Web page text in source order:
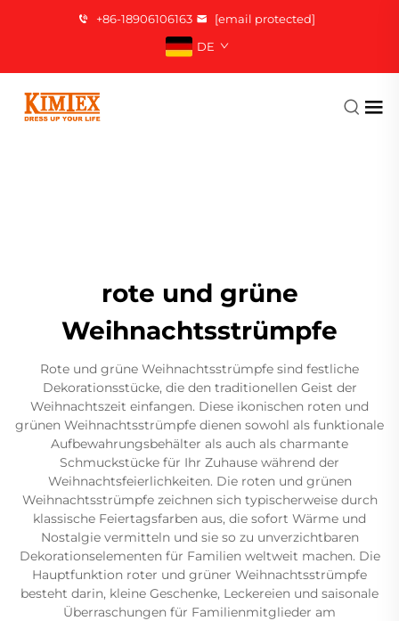
+86-18906106163
[email protected]
DE
rote und grüne
Weihnachtsstrümpfe
Rote und grüne Weihnachtsstrümpfe sind festliche
Dekorationsstücke, die den traditionellen Geist der
Weihnachtszeit einfangen. Diese ikonischen roten und
grünen Weihnachtsstrümpfe dienen sowohl als funktionale
Aufbewahrungsbehälter als auch als charmante
Schmuckstücke für Ihr Zuhause während der
Weihnachtsfeierlichkeiten. Die roten und grünen
Weihnachtsstrümpfe zeichnen sich typischerweise durch
klassische Feiertagsfarben aus, die sofort Wärme und
Nostalgie vermitteln und sie so zu unverzichtbaren
Dekorationselementen für Familien weltweit machen. Die
Hauptfunktion roter und grüner Weihnachtsstrümpfe
besteht darin, kleine Geschenke, Leckereien und saisonale
Überraschungen für Familienmitglieder am